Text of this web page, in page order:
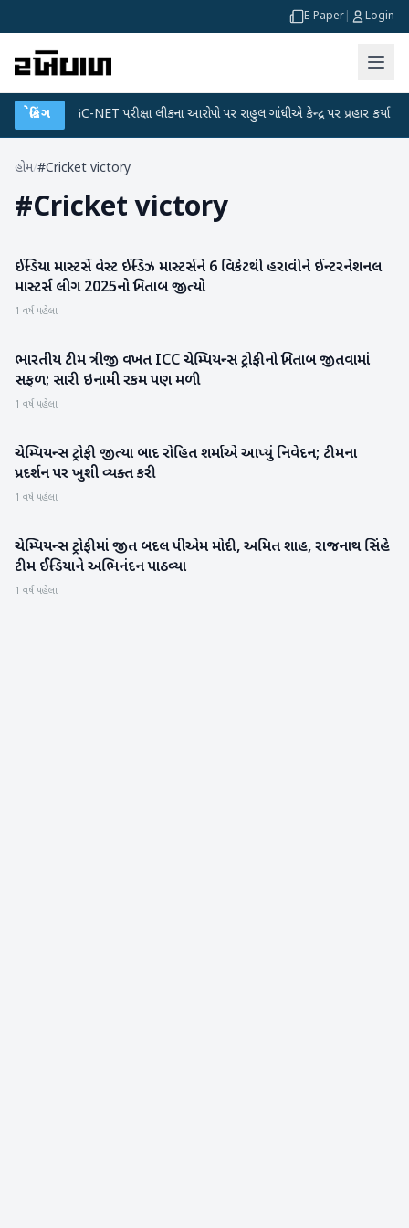
E-Paper Login
બ્રેકિંગ
● UGC-NET પરીક્ષા લીકના આરોપો પર રાહુલ ગાંધીએ કેન્દ્ર પર પ્રહાર કર્યા ●
હોમ/#Cricket victory
#Cricket victory
રમતગમત
ઈન્ડિયા માસ્ટર્સે વેસ્ટ ઈન્ડિઝ માસ્ટર્સને 6 વિકેટથી હરાવીને ઈન્ટરનેશનલ
માસ્ટર્સ લીગ 2025નો ખિતાબ જીત્યો
1 વર્ષ પહેલા
રમતગમત
ભારતીય ટીમ ત્રીજી વખત ICC ચેમ્પિયન્સ ટ્રોફીનો ખિતાબ જીતવામાં
સફળ; સારી ઇનામી રકમ પણ મળી
1 વર્ષ પહેલા
રમતગમત
ચેમ્પિયન્સ ટ્રોફી જીત્યા બાદ રોહિત શર્માએ આપ્યું નિવેદન; ટીમના
પ્રદર્શન પર ખુશી વ્યક્ત કરી
1 વર્ષ પહેલા
રાષ્ટ્રીય
ચેમ્પિયન્સ ટ્રોફીમાં જીત બદલ પીએમ મોદી, અમિત શાહ, રાજનાથ સિંહે
ટીમ ઈન્ડિયાને અભિનંદન પાઠવ્યા
1 વર્ષ પહેલા